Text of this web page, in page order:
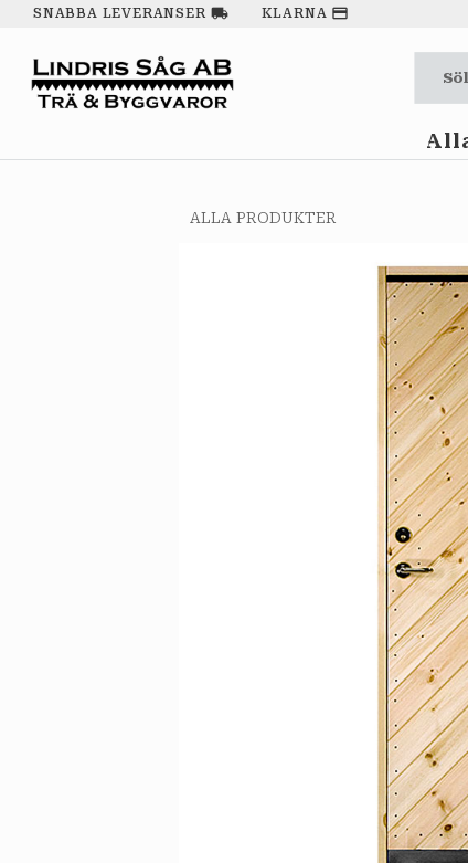
SNABBA LEVERANSER local_shipping KLARNA payment
ALLA PRODUKTER